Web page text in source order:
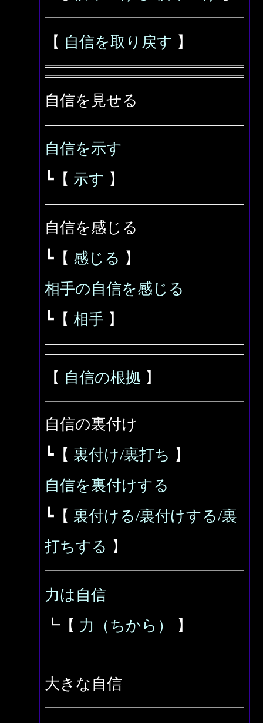
【 自信を取り戻す 】
自信を見せる
自信を示す
┗【 示す 】
自信を感じる
┗【 感じる 】
相手の自信を感じる
┗【 相手 】
【 自信の根拠 】
自信の裏付け
┗【 裏付け/裏打ち 】
自信を裏付けする
┗【 裏付ける/裏付けする/裏
打ちする 】
力は自信
┗【 力（ちから） 】
大きな自信